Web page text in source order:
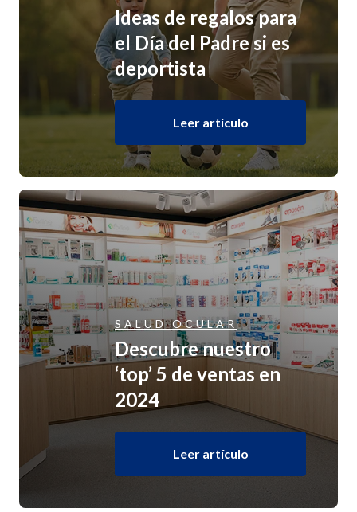
Ideas de regalos para
el Día del Padre si es
deportista
Leer artículo
SALUD OCULAR
Descubre nuestro
‘top’ 5 de ventas en
2024
Leer artículo